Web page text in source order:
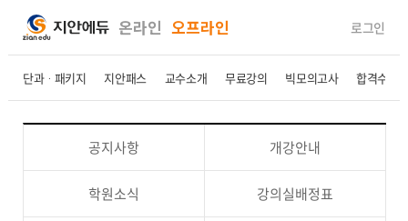
온라인 오프라인 로그인
단과ㆍ패키지 지안패스 교수소개 무료강의 빅모의고사 합격수기
공지사항 개강안내
학원소식 강의실배정표